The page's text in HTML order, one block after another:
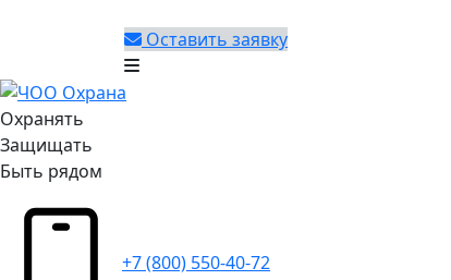
Оставить заявку
Охранять
Защищать
Быть рядом
+7 (800) 550-40-72